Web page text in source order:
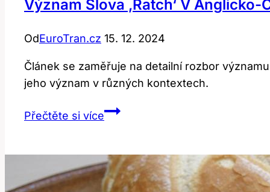
Význam Slova ‚Ratch‘ V
OdEuroTran.cz 15. 12. 2024
Článek se zaměřuje na detailní rozbor
jeho význam v různých kontextech.
Přečtěte si víceVýznam
v
Anglicko-